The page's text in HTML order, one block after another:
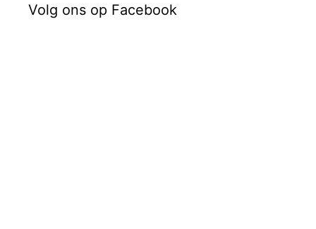
Volg ons op Facebook